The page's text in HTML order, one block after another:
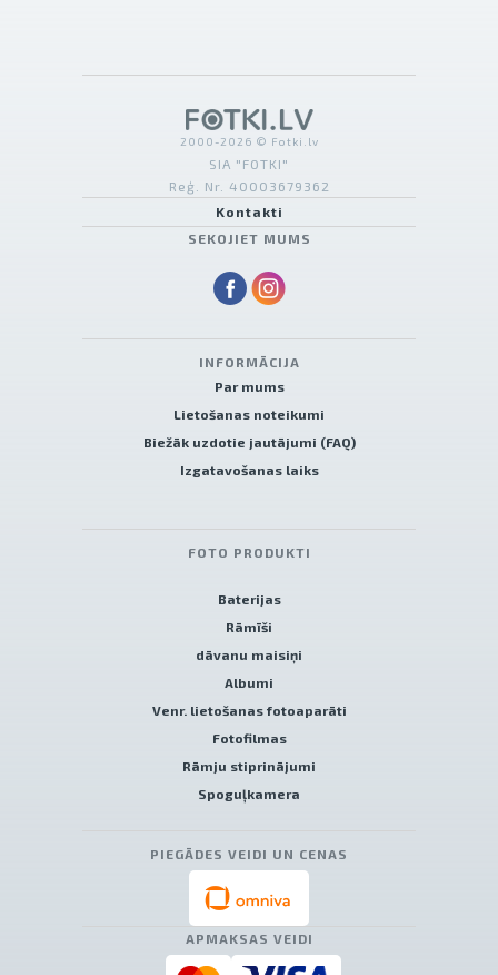
2000-2026 © Fotki.lv
SIA "FOTKI"
Reģ. Nr. 40003679362
Kontakti
SEKOJIET MUMS
INFORMĀCIJA
Par mums
Lietošanas noteikumi
Biežāk uzdotie jautājumi (FAQ)
Izgatavošanas laiks
FOTO PRODUKTI
Baterijas
Rāmīši
dāvanu maisiņi
Albumi
Venr. lietošanas fotoaparāti
Fotofilmas
Rāmju stiprinājumi
Spoguļkamera
PIEGĀDES VEIDI UN CENAS
APMAKSAS VEIDI